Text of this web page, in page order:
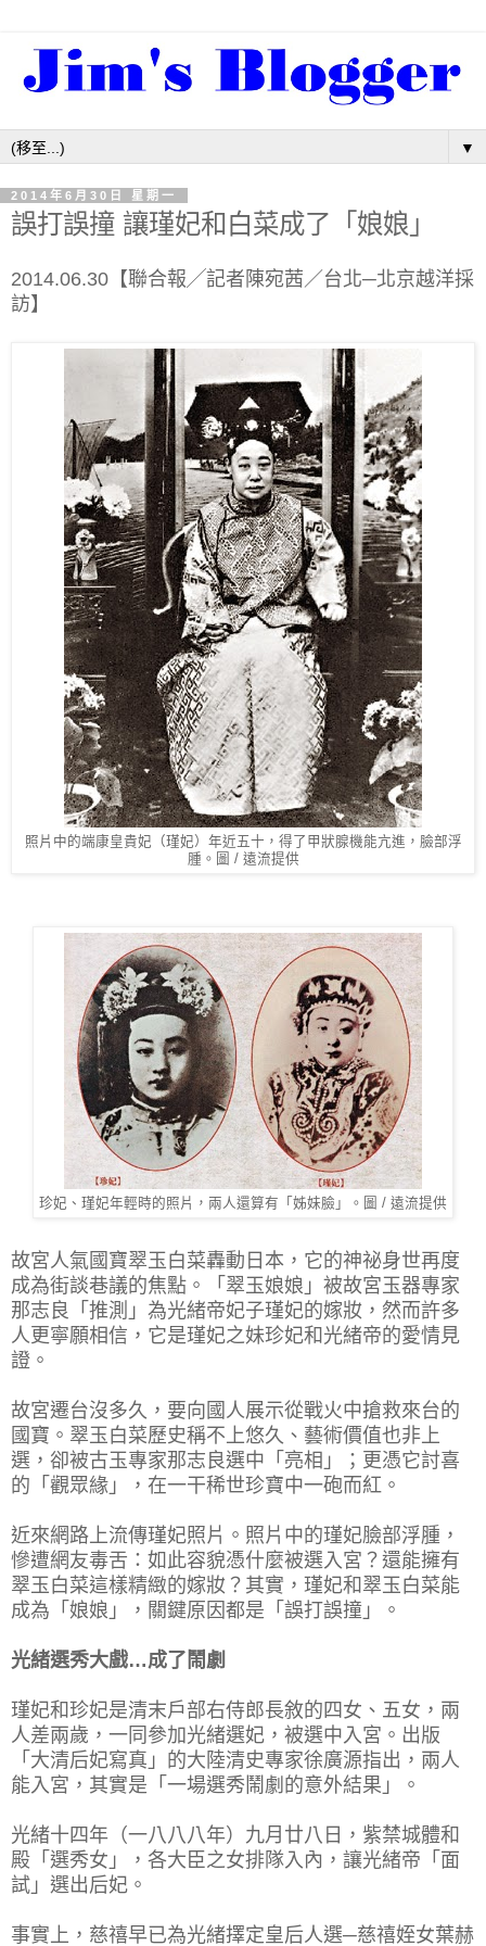
▼
2014年6月30日 星期一
誤打誤撞 讓瑾妃和白菜成了「娘娘」
2014.06.30【聯合報╱記者陳宛茜／台北─北京越洋採
訪】
照片中的端康皇貴妃（瑾妃）年近五十，得了甲狀腺機能亢進，臉部浮
腫。圖 / 遠流提供
珍妃、瑾妃年輕時的照片，兩人還算有「姊妹臉」。圖 / 遠流提供
故宮人氣國寶翠玉白菜轟動日本，它的神祕身世再度
成為街談巷議的焦點。「翠玉娘娘」被故宮玉器專家
那志良「推測」為光緒帝妃子瑾妃的嫁妝，然而許多
人更寧願相信，它是瑾妃之妹珍妃和光緒帝的愛情見
證。
故宮遷台沒多久，要向國人展示從戰火中搶救來台的
國寶。翠玉白菜歷史稱不上悠久、藝術價值也非上
選，卻被古玉專家那志良選中「亮相」；更憑它討喜
的「觀眾緣」，在一干稀世珍寶中一砲而紅。
近來網路上流傳瑾妃照片。照片中的瑾妃臉部浮腫，
慘遭網友毒舌：如此容貌憑什麼被選入宮？還能擁有
翠玉白菜這樣精緻的嫁妝？其實，瑾妃和翠玉白菜能
成為「娘娘」，關鍵原因都是「誤打誤撞」。
光緒選秀大戲…成了鬧劇
瑾妃和珍妃是清末戶部右侍郎長敘的四女、五女，兩
人差兩歲，一同參加光緒選妃，被選中入宮。出版
「大清后妃寫真」的大陸清史專家徐廣源指出，兩人
能入宮，其實是「一場選秀鬧劇的意外結果」。
光緒十四年（一八八八年）九月廿八日，紫禁城體和
殿「選秀女」，各大臣之女排隊入內，讓光緒帝「面
試」選出后妃。
事實上，慈禧早已為光緒擇定皇后人選─慈禧姪女葉赫